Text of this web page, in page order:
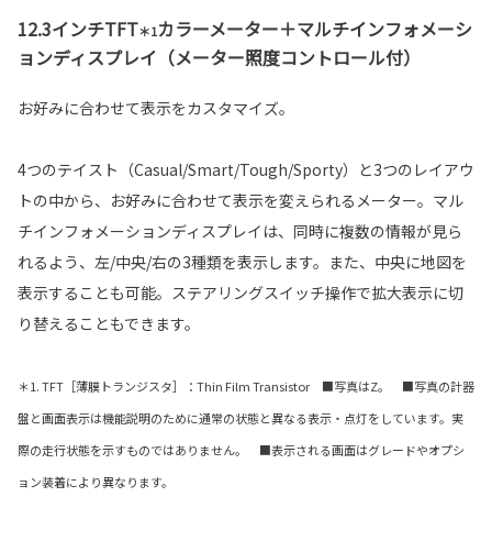
12.3インチTFT＊1カラーメーター＋マルチインフォメーシ
ョンディスプレイ（メーター照度コントロール付）
お好みに合わせて表示をカスタマイズ。
4つのテイスト（Casual/Smart/Tough/Sporty）と3つのレイアウ
トの中から、お好みに合わせて表示を変えられるメーター。マル
チインフォメーションディスプレイは、同時に複数の情報が見ら
れるよう、左/中央/右の3種類を表示します。また、中央に地図を
表示することも可能。ステアリングスイッチ操作で拡大表示に切
り替えることもできます。
＊1. TFT［薄膜トランジスタ］：Thin Film Transistor ■写真はZ。 ■写真の計器
盤と画面表示は機能説明のために通常の状態と異なる表示・点灯をしています。実
際の走行状態を示すものではありません。 ■表示される画面はグレードやオプシ
ョン装着により異なります。